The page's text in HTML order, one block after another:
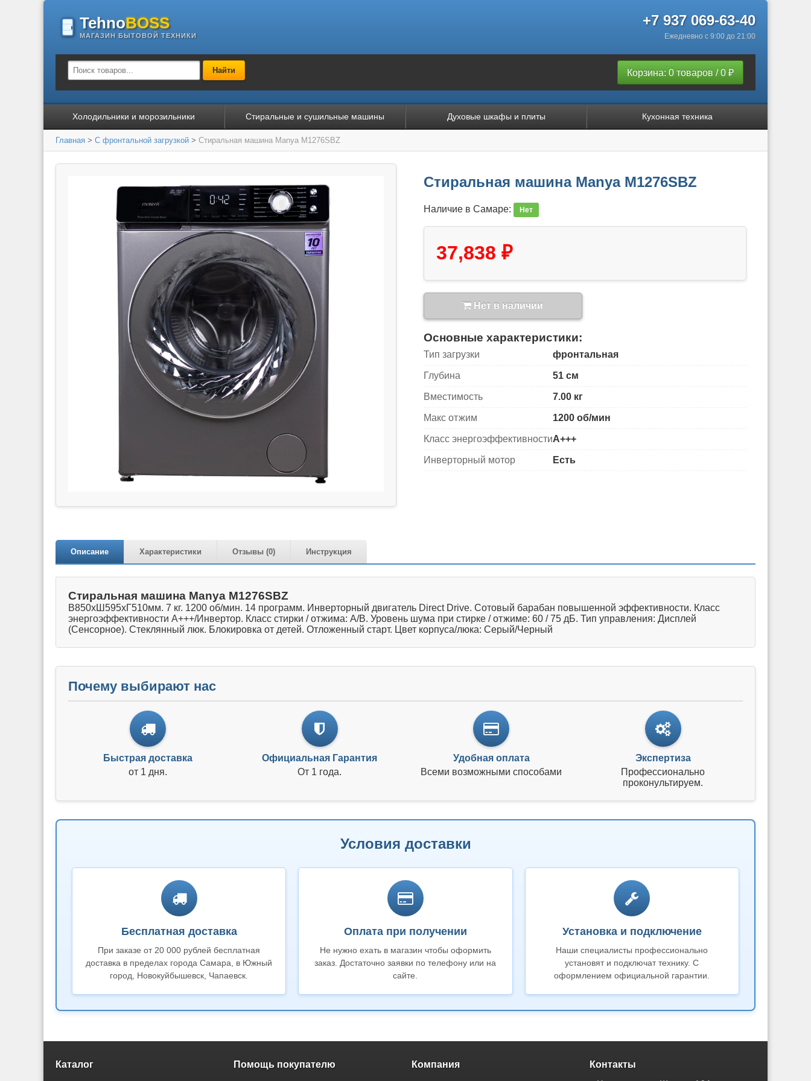
TehnoBOSS
МАГАЗИН БЫТОВОЙ ТЕХНИКИ
+7 937 069-63-40
Ежедневно с 9:00 до 21:00
Найти Корзина: 0 товаров / 0 ₽
Холодильники и морозильники Стиральные и сушильные машины Духовые шкафы и плиты Кухонная техника
Главная > С фронтальной загрузкой > Стиральная машина Manya M1276SBZ
Стиральная машина Manya M1276SBZ
Наличие в Самаре: Нет
37,838 ₽
Нет в наличии
Основные характеристики:
Тип загрузки фронтальная
Глубина 51 см
Вместимость 7.00 кг
Макс отжим 1200 об/мин
Класс энергоэффективностиA+++
Инверторный мотор Есть
Описание Характеристики Отзывы (0) Инструкция
Стиральная машина Manya M1276SBZ
В850хШ595xГ510мм. 7 кг. 1200 об/мин. 14 программ. Инверторный двигатель Direct Drive. Сотовый барабан повышенной эффективности. Класс
энергоэффективности A+++/Инвертор. Класс стирки / отжима: A/B. Уровень шума при стирке / отжиме: 60 / 75 дБ. Тип управления: Дисплей
(Сенсорное). Стеклянный люк. Блокировка от детей. Отложенный старт. Цвет корпуса/люка: Серый/Черный
Почему выбирают нас
Быстрая доставка
от 1 дня.
Официальная Гарантия
От 1 года.
Удобная оплата
Всеми возможными способами
Экспертиза
Профессионально
проконультируем.
Условия доставки
Бесплатная доставка
При заказе от 20 000 рублей бесплатная
доставка в пределах города Самара, в Южный
город, Новокуйбышевск, Чапаевск.
Оплата при получении
Не нужно ехать в магазин чтобы оформить
заказ. Достаточно заявки по телефону или на
сайте.
Установка и подключение
Наши специалисты профессионально
установят и подключат технику. С
оформлением официальной гарантии.
Каталог Помощь покупателю Компания
Контакты